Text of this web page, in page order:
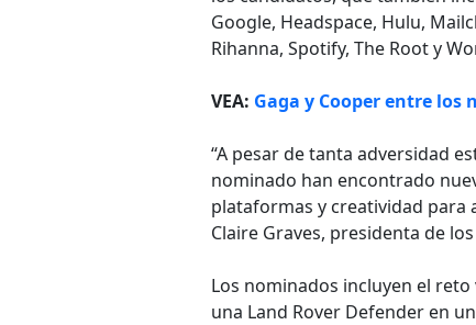
Google, Headspace, Hulu,
Rihanna, Spotify, The Root y
VEA: Gaga y Cooper entre los
“A pesar de tanta adversidad
nominado han encontrado
plataformas y creatividad para
Claire Graves, presidenta de
Los nominados incluyen el reto
una Land Rover Defender en